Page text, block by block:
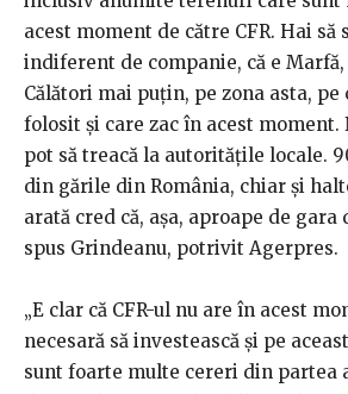
acest moment de către CFR. Hai să
indiferent de companie, că e
Călători mai puţin, pe zona asta, pe
folosit şi care zac în acest moment.
pot să treacă la autorităţile locale.
din gările din România, chiar şi
arată cred că, aşa, aproape de gara
spus Grindeanu, potrivit Agerpres.
„E clar că CFR-ul nu are în acest
necesară să investească şi pe
sunt foarte multe cereri din partea